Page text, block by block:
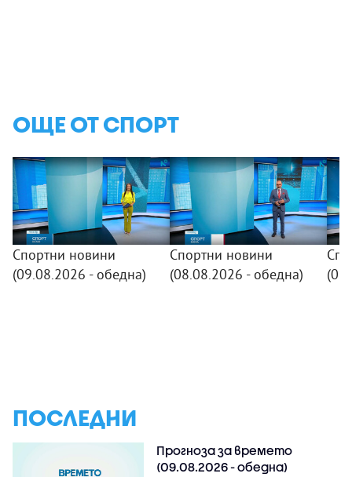
ОЩЕ ОТ СПОРТ
Спортни новини
(09.08.2026 - обедна)
Спортни новини
(08.08.2026 - обедна)
ПОСЛЕДНИ
Прогноза за времето
(09.08.2026 - обедна)